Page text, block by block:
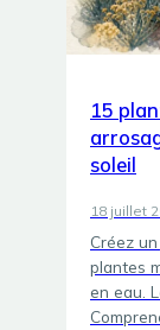
15
soleil
18 juillet
Créez
plantes
en eau.